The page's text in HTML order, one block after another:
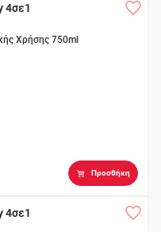
4σε1
Χρήσης 750ml
Προσθήκη
4σε1